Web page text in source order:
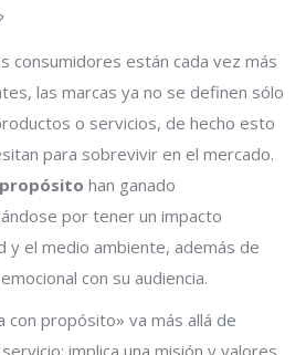
consumidores están cada vez más
las marcas ya no se definen sólo
o servicios, de hecho esto
para sobrevivir en el mercado.
han ganado
por tener un impacto
y el medio ambiente, además de
con su audiencia.
con propósito» va más allá de
implica una misión y valores